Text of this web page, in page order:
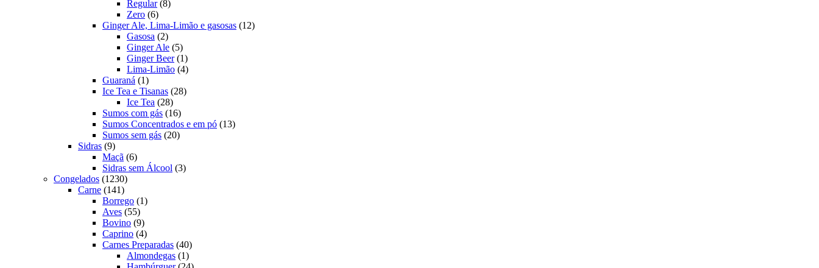
produtos
Regular 88
Zero 66
produtos
Ginger Ale, Lima-Limão e gasosas 1212
Gasosa 22
produtos
Ginger Ale 55
produtos
Ginger Beer 11
produto
Lima-Limão 44
Guaraná 11
produto
Ice Tea e Tisanas 2828
Ice Tea 2828
produtos
Sumos com gás 1616
produtos
Sumos Concentrados e em pó 1313
Sumos sem gás 2020
Sidras 99
produtos
Maçã 66
produtos
Sidras sem Álcool 33
Congelados 12301230
produtos
Carne 141141
produtos
Borrego 11
Aves 5555
produtos
Bovino 99
produtos
Caprino 44
produtos
Carnes Preparadas 4040
produtos
Almondegas 11